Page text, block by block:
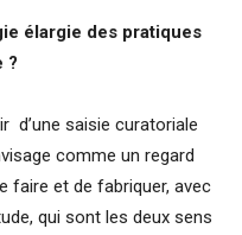
élargie des pratiques
?
d’une saisie curatoriale
comme un regard
faire et de fabriquer, avec
qui sont les deux sens